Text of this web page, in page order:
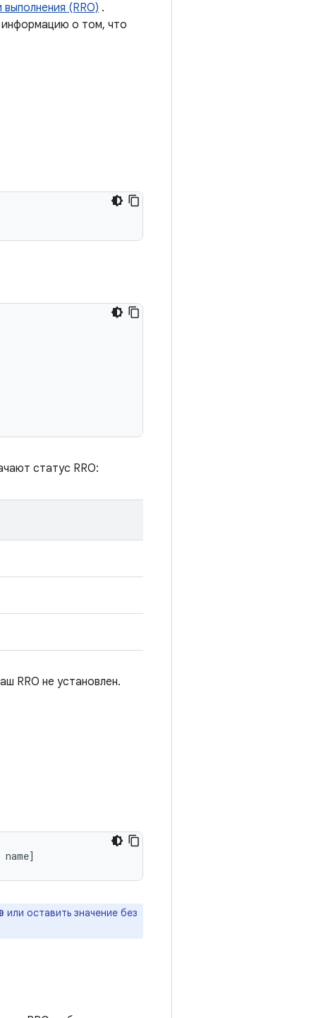
(RRO) .
информацию о том, что
статус RRO:
RRO не установлен.
name]
или оставить значение без